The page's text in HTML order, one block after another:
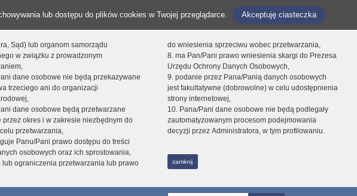
lub dostępu do plików cookies w Twojej przeglądarce. Akceptuję ciasteczka
Sąd) lub organom samorządu
w związku z prowadzonym
dane osobowe nie będą przekazywane
trzeciego ani do organizacji
dane osobowe będą przetwarzane
przez okres i w zakresie niezbędnym do
przetwarzania,
Panu/Pani prawo dostępu do treści
osobowych oraz ich sprostowania,
lub ograniczenia przetwarzania lub prawo
do wniesienia sprzeciwu wobec przetwarzania,
8. ma Pan/Pani prawo wniesienia skargi do Prezesa
Urzędu Ochrony Danych Osobowych,
9. podanie przez Pana/Panią danych osobowych
jest fakultatywne (dobrowolne) w celu udostępnienia
strony internetowej,
10. Pana/Pani dane osobowe nie będą podlegały
zautomatyzowanym procesom podejmowania
decyzji przez Administratora, w tym profilowaniu.
zamknij